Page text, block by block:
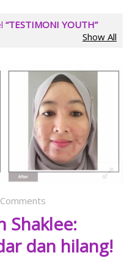
TESTIMONI YOUTH
Show All
Comments
Shaklee:
dan hilang!